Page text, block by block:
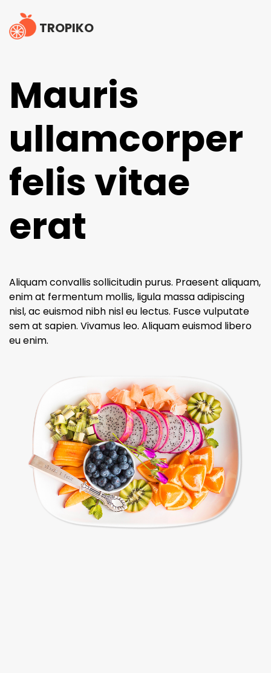
TROPIKO
Mauris
ullamcorper
felis vitae
erat
Aliquam convallis sollicitudin purus. Praesent aliquam,
enim at fermentum mollis, ligula massa adipiscing
nisl, ac euismod nibh nisl eu lectus. Fusce vulputate
sem at sapien. Vivamus leo. Aliquam euismod libero
eu enim.